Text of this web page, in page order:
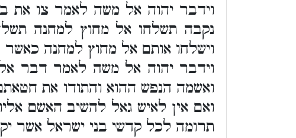
וידבר יהוה אל משה לאמר צו את
נקבה תשלחו אל מחוץ למחנה
וישלחו אותם אל מחוץ למחנה
וידבר יהוה אל משה לאמר דבר
ואשמה הנפש ההוא והתודו את
ואם אין לאיש גאל להשיב האשם
תרומה לכל קדשי בני ישראל אשר